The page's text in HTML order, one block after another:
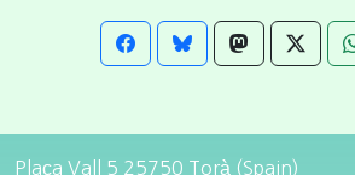
Plaça Vall 5 25750 Torà (Spain)